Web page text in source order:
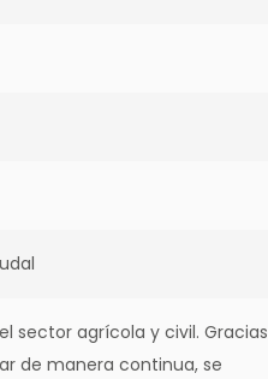
sector agrícola y civil. Gracias
de manera continua, se